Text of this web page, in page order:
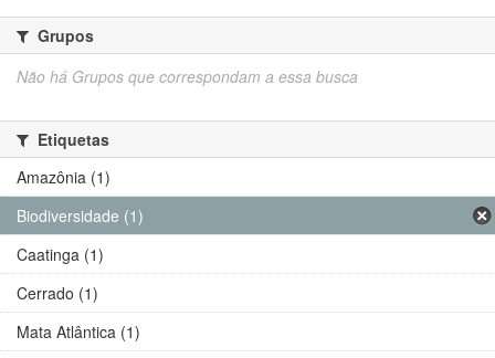
Grupos
Não há Grupos que correspondam a essa busca
Etiquetas
Amazônia (1)
Biodiversidade (1)
Caatinga (1)
Cerrado (1)
Mata Atlântica (1)